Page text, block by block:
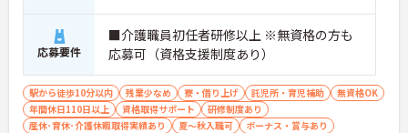
応募要件
■介護職員初任者研修以上 ※無資格の方も
応募可（資格支援制度あり）
駅から徒歩10分以内 残業少なめ 寮・借り上げ 託児所・育児補助
無資格OK
年間休日110日以上
資格取得サポート
研修制度あり
産休･育休･介護休暇取得実績あり
夏～秋入職可
ボーナス・賞与あり